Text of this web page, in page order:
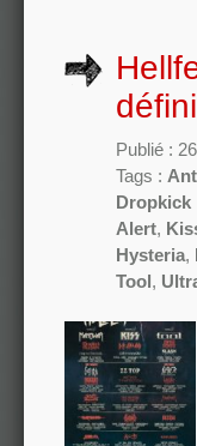
Publié :
Tags :
Dropkick
Alert,
Hysteria,
Tool ,